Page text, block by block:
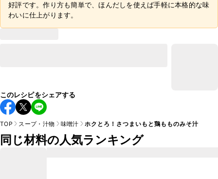
好評です。作り方も簡単で、ほんだしを使えば手軽に本格的な味
わいに仕上がります。
このレシピをシェアする
TOP スープ・汁物 味噌汁 ホクとろ！さつまいもと鶏もものみそ汁
同じ材料の人気ランキング